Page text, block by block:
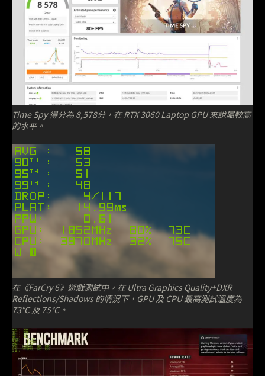
Time Spy 得分為 8,578分，在 RTX 3060 Laptop GPU 來說屬較高
的水平。
在《FarCry 6》遊戲測試中，在 Ultra Graphics Quality+DXR
Reflections/Shadows 的情況下，GPU 及 CPU 最高測試溫度為
73℃ 及 75℃。